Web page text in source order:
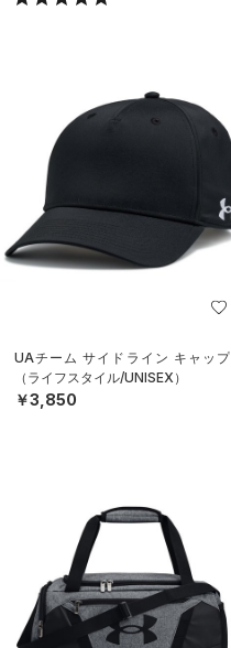
UAチーム サイドライン キャップ
（ライフスタイル/UNISEX）
￥3,850